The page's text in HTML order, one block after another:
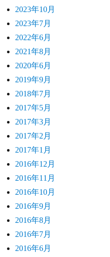
2023年10月
2023年7月
2022年6月
2021年8月
2020年6月
2019年9月
2018年7月
2017年5月
2017年3月
2017年2月
2017年1月
2016年12月
2016年11月
2016年10月
2016年9月
2016年8月
2016年7月
2016年6月